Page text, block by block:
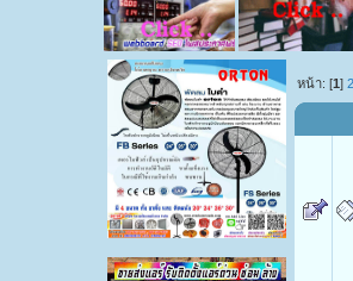
หน้า: [1]2